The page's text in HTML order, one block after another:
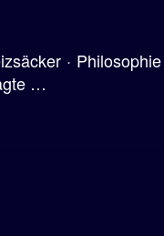
·
…